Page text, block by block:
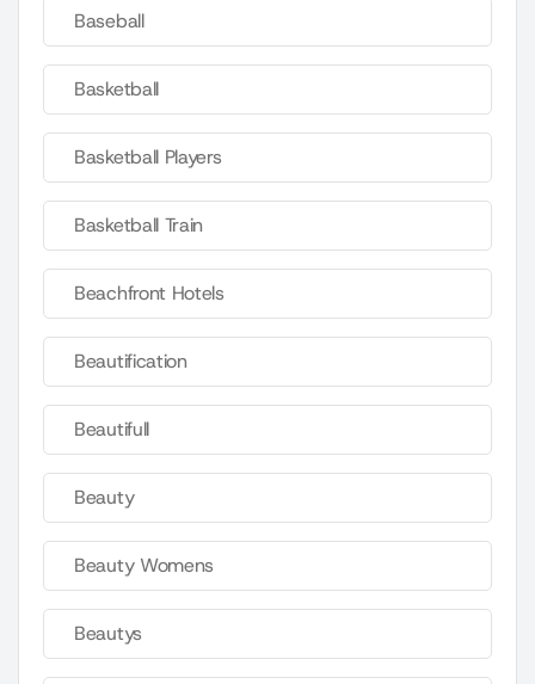
Baseball
Basketball
Basketball Players
Basketball Train
Beachfront Hotels
Beautification
Beautifull
Beauty
Beauty Womens
Beautys